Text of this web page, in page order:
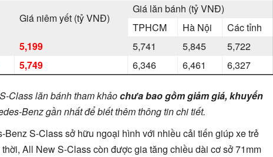
Giá niêm yết (tỷ VNĐ)
Giá lăn bánh (tỷ VNĐ)
TPHCM
Hà Nội
Các tỉnh
5,199 5,741 5,845
5,722
5,749 6,346 6,461 6,327
S-Class lăn bánh tham khảochưa bao gồm giảm giá, khuyến
Benz gần nhất để biết thêm thông tin chi tiết.
Benz S-Class sở hữu ngoại hình với nhiều cải tiến giúp xe trẻ
All New S-Class còn được gia tăng chiều dài cơ sở 71mm